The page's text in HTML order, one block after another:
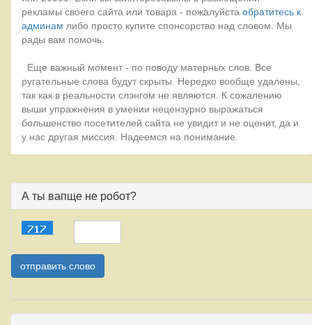
рекламы своего сайта или товара - пожалуйста обратитесь к
админам либо просто купите спонсорство над словом. Мы
рады вам помочь.
Еще важный момент - по поводу матерных слов. Все
ругательные слова будут скрыты. Нередко вообще удалены,
так как в реальности слэнгом не являются. К сожалению
выши упражнения в умении нецензурно выражаться
большенство посетителей сайта не увидит и не оценит, да и
у нас другая миссия. Надеемся на понимание.
А ты вапще не робот?